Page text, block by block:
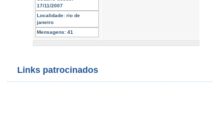
17/11/2007
Localidade: rio de
janeiro
Mensagens: 41
Links patrocinados